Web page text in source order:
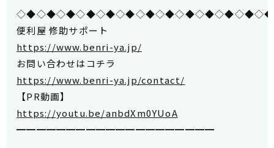
便利屋 修助サポート
https://www.benri-ya.jp/
お問い合わせはコチラ
https://www.benri-ya.jp/contact/
【PR動画】
https://youtu.be/anbdXm0YUoA
━━━━━━━━━━━━━━━━━━━━